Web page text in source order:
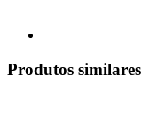
Produtos similares